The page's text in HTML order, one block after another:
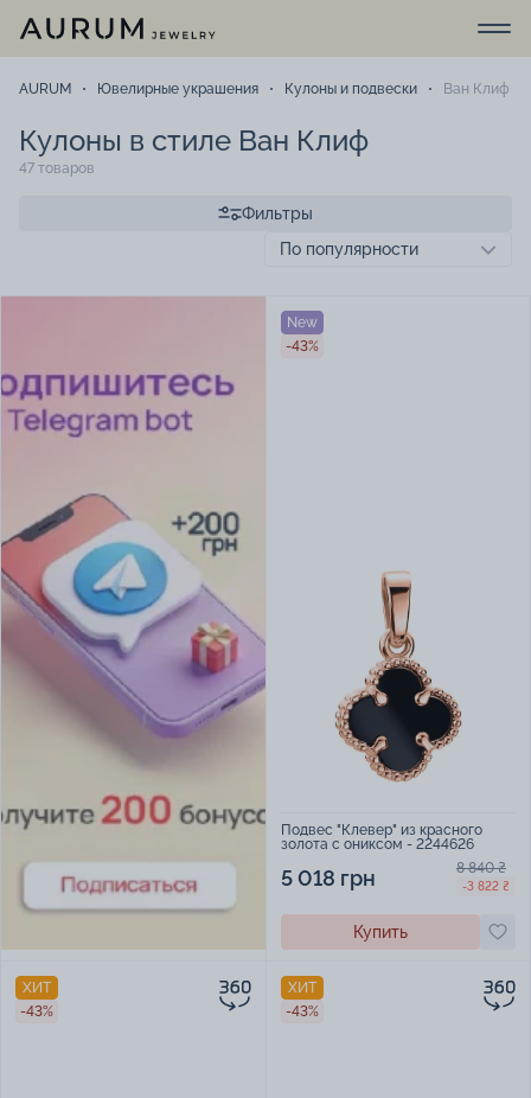
AURUM Ювелирные украшения Кулоны и подвески Ван Клиф
Кулоны в стиле Ван Клиф
47 товаров
Фильтры
New
-43%
Подвес "Клевер" из красного
золота с ониксом - 2244626
5 018 грн 8 840 ₴
-3 822 ₴
Купить
ХИТ
-43%
ХИТ
-43%